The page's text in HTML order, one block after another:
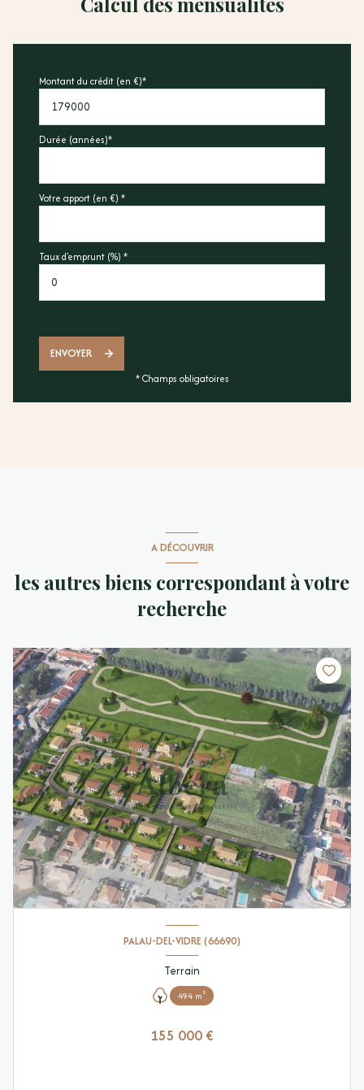
Montant du crédit (en €)*
Durée (années)*
Votre apport (en €) *
Taux d'emprunt (%) *
ENVOYER
* Champs obligatoires
A DÉCOUVRIR
les autres biens correspondant à votre
recherche
PALAU-DEL-VIDRE (66690)
Terrain
494 m²
155 000 €